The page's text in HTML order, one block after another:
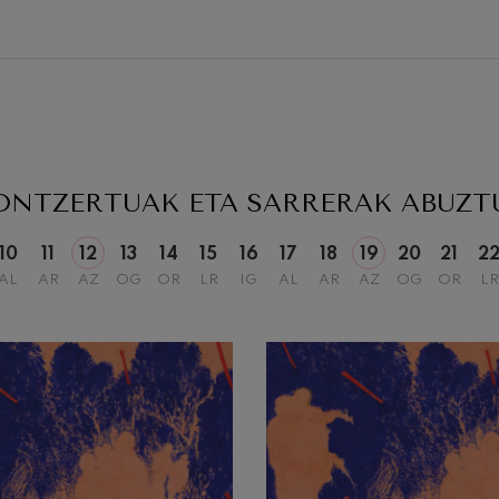
ETA SARRERAK
10
AL AR
12
AZ
13
OG
14
OR
15
LR
16
IG
17
AL
18
AR
19
AZ
20
OG
21
OR
22
LR